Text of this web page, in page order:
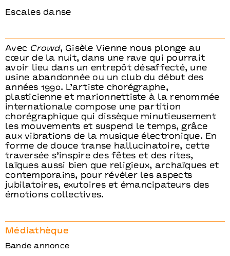
Escales danse
Avec Crowd, Gisèle Vienne nous plonge au
cœur de la nuit, dans une rave qui pourrait
avoir lieu dans un entrepôt désaffecté, une
usine abandonnée ou un club du début des
années 1990. L’artiste chorégraphe,
plasticienne et marionnettiste à la renommée
internationale compose une partition
chorégraphique qui dissèque minutieusement
les mouvements et suspend le temps, grâce
aux vibrations de la musique électronique. En
forme de douce transe hallucinatoire, cette
traversée s’inspire des fêtes et des rites,
laïques aussi bien que religieux, archaïques et
contemporains, pour révéler les aspects
jubilatoires, exutoires et émancipateurs des
émotions collectives.
Médiathèque
Bande annonce